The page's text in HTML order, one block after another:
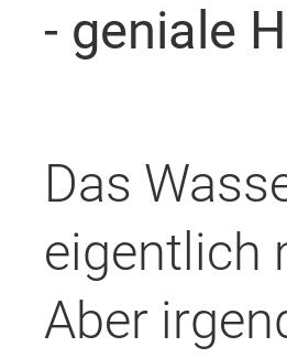
- geniale
Das
eigentlich
Aber